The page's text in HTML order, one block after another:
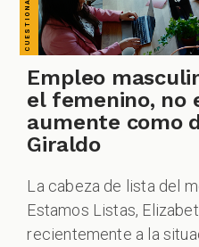
Empleo
el femenino, no
aumente como
Giraldo
La cabeza de lista del
Estamos Listas,
recientemente a la